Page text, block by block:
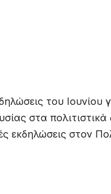
του Ιουνίου
στα
εκδηλώσεις στον